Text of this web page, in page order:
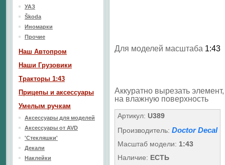
Для моделей масштаба 1:43
Аккуратно вырезать
на влажную поверхность
Артикул: U389
Производитель: Doctor Decal
Масштаб модели: 1:43
Наличие: ЕСТЬ
УАЗ
Škoda
Иномарки
Прочие
Наш Aвтопром
Наши Грузовики
Тракторы 1:43
Прицепы и аксессуары
Умелым ручкам
Аксессуары для моделей
Аксессуары от AVD
'Стекляшки'
Декали
Наклейки